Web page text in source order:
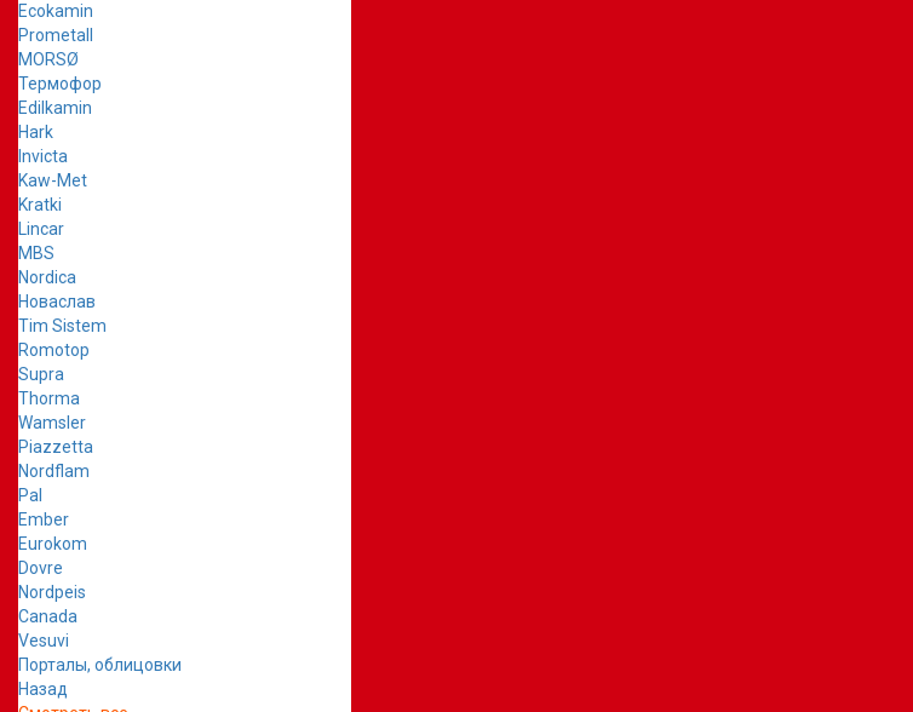
Ecokamin
Prometall
MORSØ
Термофор
Edilkamin
Hark
Invicta
Kaw-Met
Kratki
Lincar
MBS
Nordica
Новаслав
Tim Sistem
Romotop
Supra
Thorma
Wamsler
Piazzetta
Nordflam
Pal
Ember
Eurokom
Dovre
Nordpeis
Canada
Vesuvi
Порталы, облицовки
Назад